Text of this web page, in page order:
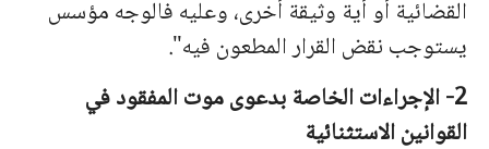
القضائية أو أية وثيقة أخرى، وعليه فالوجه مؤسس
يستوجب نقض القرار المطعون فيه".
2- الإجراءات الخاصة بدعوى موت المفقود في
القوانين الاستثنائية